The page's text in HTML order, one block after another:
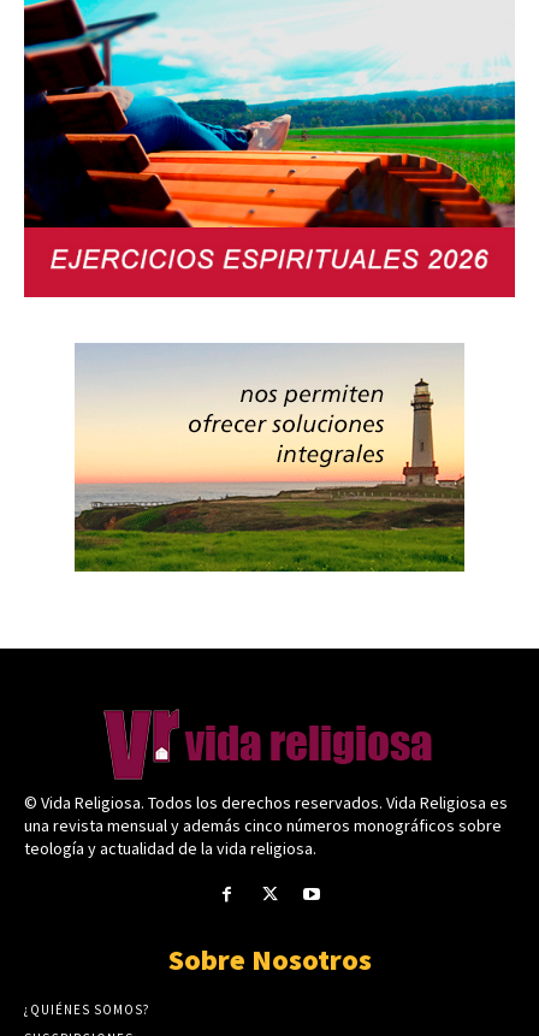
© Vida Religiosa. Todos los derechos reservados. Vida Religiosa es
una revista mensual y además cinco números monográficos sobre
teología y actualidad de la vida religiosa.
Sobre Nosotros
¿QUIÉNES SOMOS?